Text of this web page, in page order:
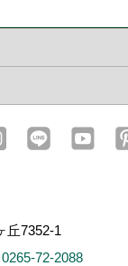
丘7352-1
0265-72-2088